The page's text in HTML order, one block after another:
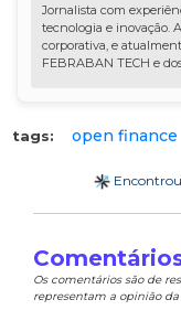
Jornalista com
tecnologia e inovação.
corporativa, e
FEBRABAN TECH e
tags: open finance
Os comentários são de
representam a opinião da